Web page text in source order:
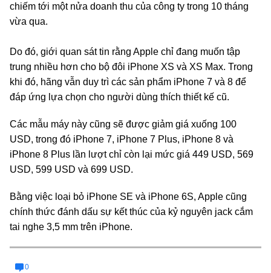
chiếm tới một nửa doanh thu của công ty trong 10 tháng
vừa qua.
Do đó, giới quan sát tin rằng Apple chỉ đang muốn tập
trung nhiều hơn cho bộ đôi iPhone XS và XS Max. Trong
khi đó, hãng vẫn duy trì các sản phẩm iPhone 7 và 8 để
đáp ứng lựa chọn cho người dùng thích thiết kế cũ.
Các mẫu máy này cũng sẽ được giảm giá xuống 100
USD, trong đó iPhone 7, iPhone 7 Plus, iPhone 8 và
iPhone 8 Plus lần lượt chỉ còn lại mức giá 449 USD, 569
USD, 599 USD và 699 USD.
Bằng việc loại bỏ iPhone SE và iPhone 6S, Apple cũng
chính thức đánh dấu sự kết thúc của kỷ nguyên jack cắm
tai nghe 3,5 mm trên iPhone.
0